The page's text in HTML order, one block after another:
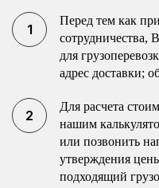
Перед тем как
сотрудничества,
для
адрес доставки;
Для расчета
нашим
или позвонить
утверждения
подходящий